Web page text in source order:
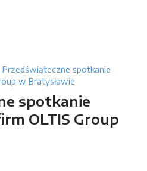
Przedświąteczne spotkanie
w Bratysławie
spotkanie
OLTIS Group